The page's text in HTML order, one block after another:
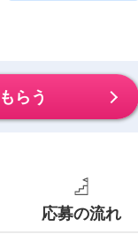
らう
応募の流れ